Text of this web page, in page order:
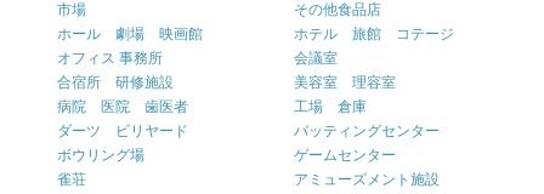
市場
その他食品店
ホール 劇場 映画館
ホテル 旅館 コテージ
オフィス 事務所
会議室
合宿所 研修施設
美容室 理容室
病院 医院 歯医者
工場 倉庫
ダーツ ビリヤード
バッティングセンター
ボウリング場
ゲームセンター
雀荘
アミューズメント施設